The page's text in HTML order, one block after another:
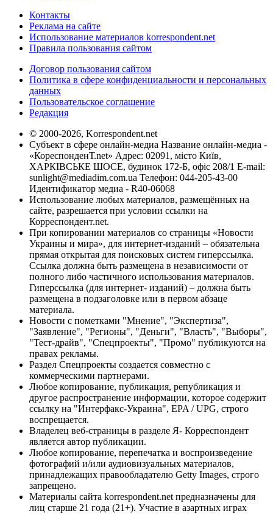
Контакты
Реклама на сайте
Использование материалов korrespondent.net
Правила пользования сайтом
Договор пользования сайтом
Политика в сфере конфиденциальности и персональных
данных
Пользовательское соглашение
Редакция
© 2000-2026, Korrespondent.net
Субъект в сфере онлайн-медиа Название онлайн-медиа -
«КореспонденТ.net» Адрес: 02091, місто Київ,
ХАРКІВСЬКЕ ШОСЕ, будинок 172-Б, офіс 208/1 E-mail:
sunlight@mediadim.com.ua Телефон: 044-205-43-00
Идентификатор медиа - R40-06068
Использование любых материалов, размещённых на
сайте, разрешается при условии ссылки на
Корреспондент.net.
При копировании материалов со страницы «Новости
Украины и мира», для интернет-изданий – обязательна
прямая открытая для поисковых систем гиперссылка.
Ссылка должна быть размещена в независимости от
полного либо частичного использования материалов.
Гиперссылка (для интернет- изданий) – должна быть
размещена в подзаголовке или в первом абзаце
материала.
Новости с пометками "Мнение", "Экспертиза",
"Заявление", "Регионы", "Деньги", "Власть", "Выборы",
"Тест-драйв", "Спецпроекты", "Промо" публикуются на
правах рекламы.
Раздел Спецпроекты создается совместно с
коммерческими партнерами.
Любое копирование, публикация, републикация и
другое распространение информации, которое содержит
ссылку на "Интерфакс-Украина", EPA / UPG, строго
воспрещается.
Владелец веб-страницы в разделе Я- Корреспондент
является автор публикации.
Любое копирование, перепечатка и воспроизведение
фотографий и/или аудиовизуальных материалов,
принадлежащих правообладателю Getty Images, строго
запрещено.
Материалы сайта korrespondent.net предназначены для
лиц старше 21 года (21+). Участие в азартных играх